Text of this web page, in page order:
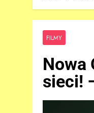
FILMY
Nowa
sieci!